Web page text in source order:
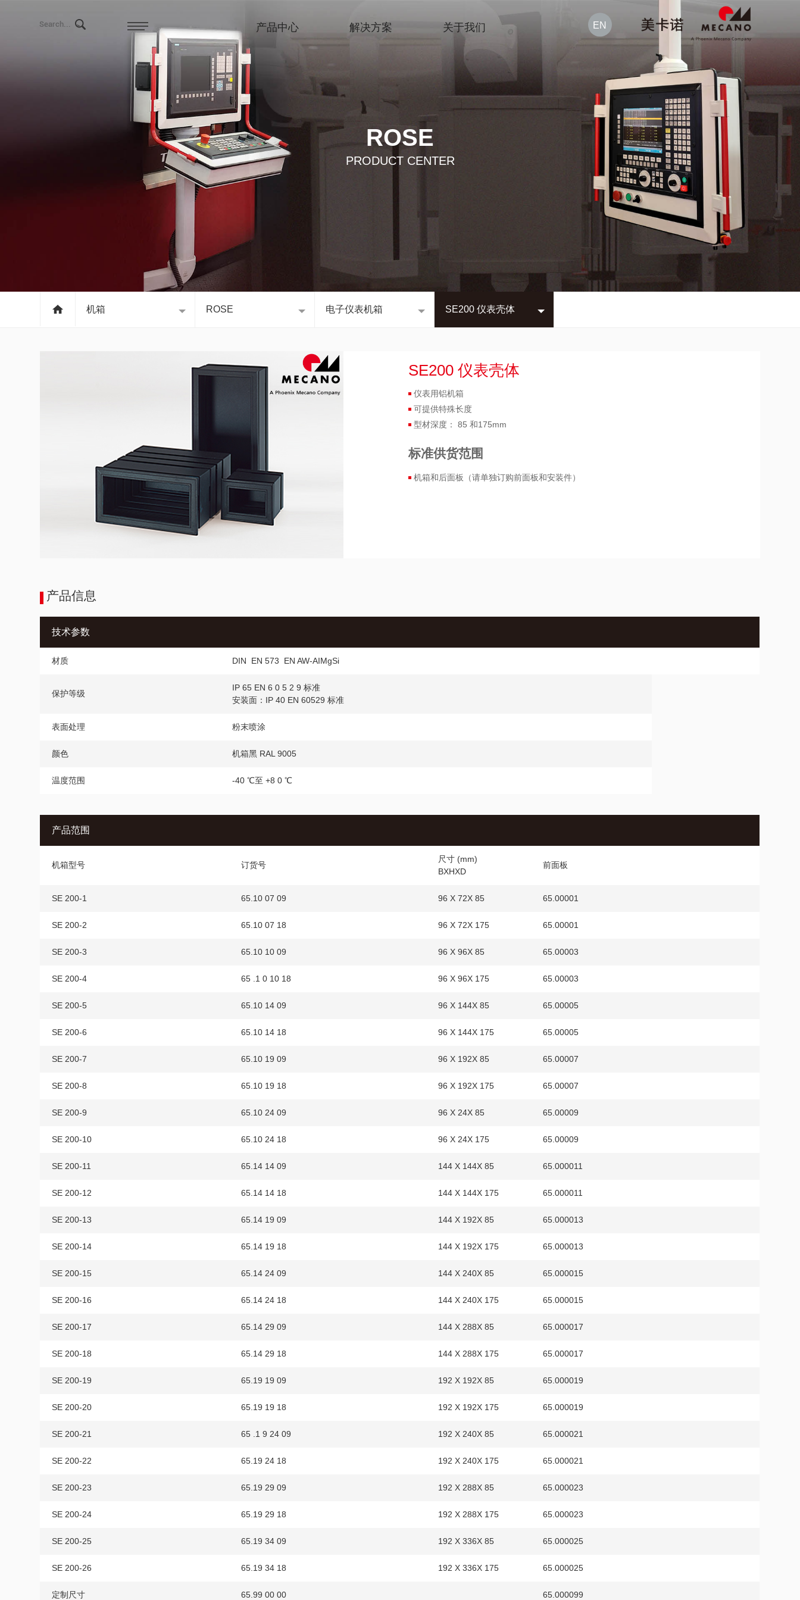
产品中心 解决方案 关于我们
ROSE
PRODUCT CENTER
机箱 ROSE 电子仪表机箱 SE200 仪表壳体
SE200 仪表壳体
仪表用铝机箱
可提供特殊长度
型材深度： 85 和175mm
标准供货范围
机箱和后面板（请单独订购前面板和安装件）
产品信息
技术参数
材质 DIN EN 573 EN AW-AIMgSi
保护等级
IP 65 EN 6 0 5 2 9 标准
安装面：IP 40 EN 60529 标准
表面处理 粉末喷涂
颜色 机箱黑 RAL 9005
温度范围 -40 ℃至 +8 0 ℃
产品范围
机箱型号 订货号
尺寸 (mm)
BXHXD
前面板
SE 200-1 65.10 07 09 96 X 72X 85 65.00001
SE 200-2 65.10 07 18 96 X 72X 175 65.00001
SE 200-3 65.10 10 09 96 X 96X 85 65.00003
SE 200-4 65 .1 0 10 18 96 X 96X 175 65.00003
SE 200-5 65.10 14 09 96 X 144X 85 65.00005
SE 200-6 65.10 14 18 96 X 144X 175 65.00005
SE 200-7 65.10 19 09 96 X 192X 85 65.00007
SE 200-8 65.10 19 18 96 X 192X 175 65.00007
SE 200-9 65.10 24 09 96 X 24X 85 65.00009
SE 200-10 65.10 24 18 96 X 24X 175 65.00009
SE 200-11 65.14 14 09 144 X 144X 85 65.000011
SE 200-12 65.14 14 18 144 X 144X 175 65.000011
SE 200-13 65.14 19 09 144 X 192X 85 65.000013
SE 200-14 65.14 19 18 144 X 192X 175 65.000013
SE 200-15 65.14 24 09 144 X 240X 85 65.000015
SE 200-16 65.14 24 18 144 X 240X 175 65.000015
SE 200-17 65.14 29 09 144 X 288X 85 65.000017
SE 200-18 65.14 29 18 144 X 288X 175 65.000017
SE 200-19 65.19 19 09 192 X 192X 85 65.000019
SE 200-20 65.19 19 18 192 X 192X 175 65.000019
SE 200-21 65 .1 9 24 09 192 X 240X 85 65.000021
SE 200-22 65.19 24 18 192 X 240X 175 65.000021
SE 200-23 65.19 29 09 192 X 288X 85 65.000023
SE 200-24 65.19 29 18 192 X 288X 175 65.000023
SE 200-25 65.19 34 09 192 X 336X 85 65.000025
SE 200-26 65.19 34 18 192 X 336X 175 65.000025
定制尺寸 65.99 00 00 65.000099